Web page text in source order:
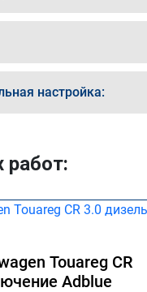
настройка:
Touareg CR
Adblue